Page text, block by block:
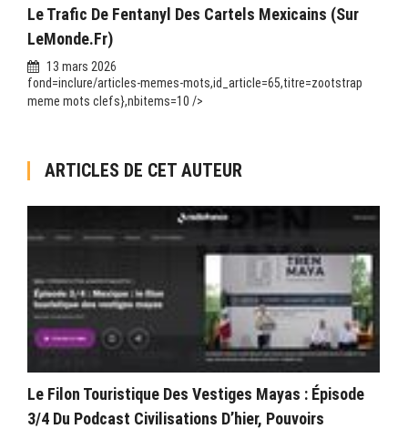
Le Trafic De Fentanyl Des Cartels Mexicains (sur
LeMonde.fr)
13 mars 2026
fond=inclure/articles-memes-mots,id_article=65,titre=zootstrap
meme mots clefs},nbitems=10 />
ARTICLES DE CET AUTEUR
Le Filon Touristique Des Vestiges Mayas : Épisode
3/4 Du Podcast Civilisations D’hier, Pouvoirs